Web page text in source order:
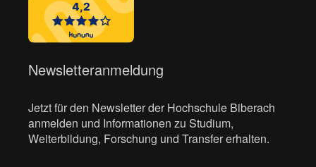
Newsletteranmeldung
Jetzt für den Newsletter der Hochschule Biberach
anmelden und Informationen zu Studium,
Weiterbildung, Forschung und Transfer erhalten.